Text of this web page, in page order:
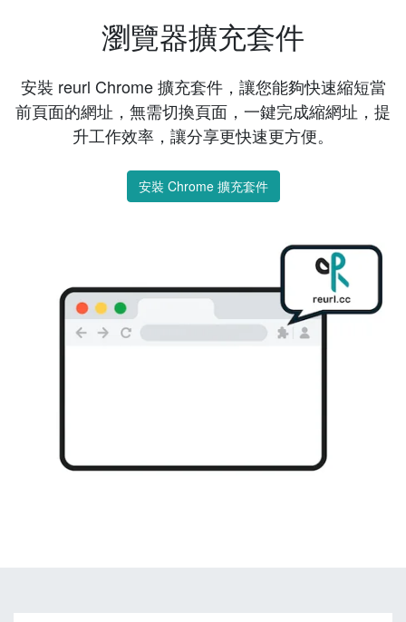
瀏覽器擴充套件
安裝 reurl Chrome 擴充套件，讓您能夠快速縮短當
前頁面的網址，無需切換頁面，一鍵完成縮網址，提
升工作效率，讓分享更快速更方便。
安裝 Chrome 擴充套件